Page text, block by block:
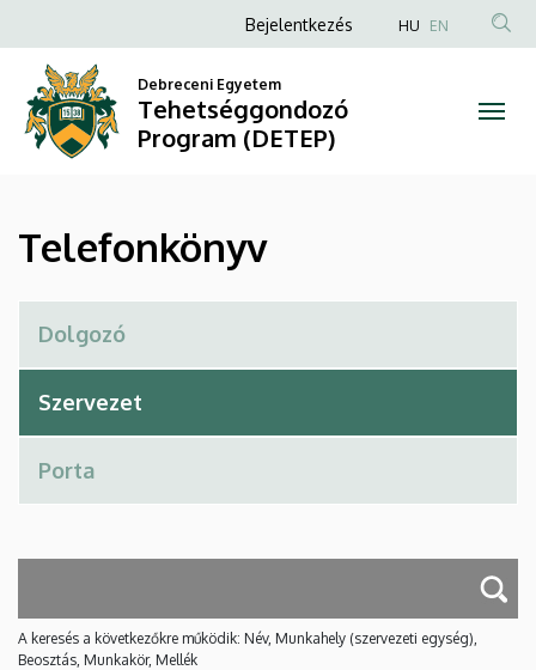
Telefonkönyv
Tehetséggondozó
Program
(DETEP)
a
tartalomra
Anonim
fiók
menüje
Bejelentkezés HU EN
Debreceni Egyetem
Tehetséggondozó
Program (DETEP)
Telefonkönyv
A keresés a következőkre működik: Név, Munkahely (szervezeti egység),
Beosztás, Munkakör, Mellék